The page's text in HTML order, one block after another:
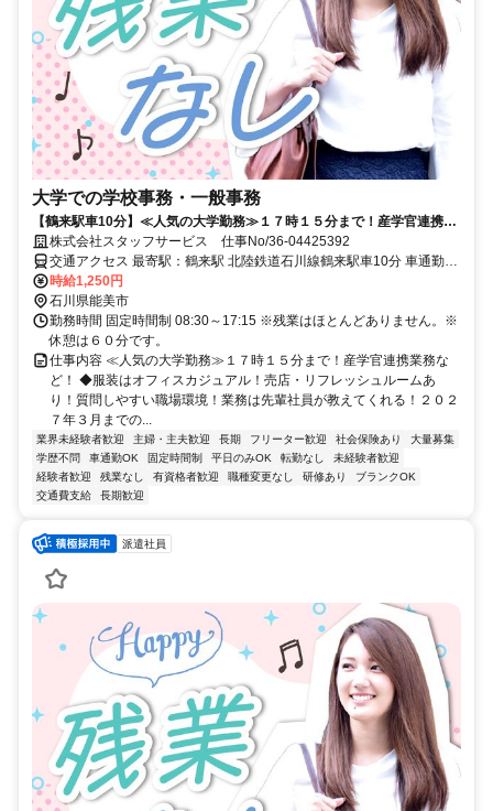
大学での学校事務・一般事務
【鶴来駅車10分】≪人気の大学勤務≫１７時１５分まで！産学官連携業
務など！
株式会社スタッフサービス 仕事No/36-04425392
交通アクセス 最寄駅：鶴来駅 北陸鉄道石川線鶴来駅車10分 車通勤可
能
時給1,250円
石川県能美市
勤務時間 固定時間制 08:30～17:15 ※残業はほとんどありません。※
休憩は６０分です。
仕事内容 ≪人気の大学勤務≫１７時１５分まで！産学官連携業務な
ど！ ◆服装はオフィスカジュアル！売店・リフレッシュルームあ
り！質問しやすい職場環境！業務は先輩社員が教えてくれる！２０２
７年３月までの...
業界未経験者歓迎 主婦・主夫歓迎 長期 フリーター歓迎 社会保険あり
大量募集
学歴不問
車通勤OK 固定時間制 平日のみOK 転勤なし
未経験者歓迎
経験者歓迎
残業なし 有資格者歓迎 職種変更なし 研修あり
ブランクOK
交通費支給
長期歓迎
派遣社員